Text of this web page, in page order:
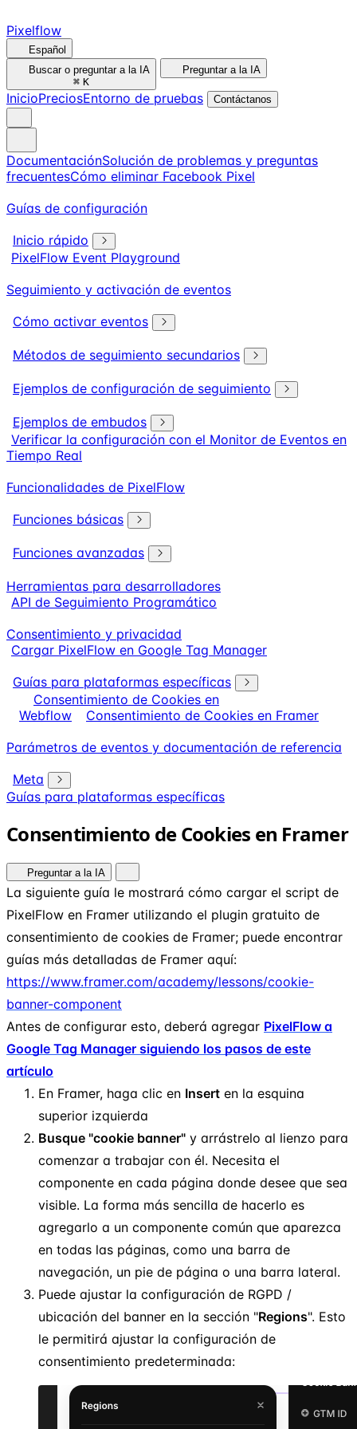
Pixelflow
Español
Buscar o preguntar a la IA
⌘ K
Preguntar a la IA
InicioPreciosEntorno de pruebas Contáctanos
DocumentaciónSolución de problemas y preguntas
frecuentesCómo eliminar Facebook Pixel
Guías de configuración
Inicio rápido
PixelFlow Event Playground
Seguimiento y activación de eventos
Cómo activar eventos
Métodos de seguimiento secundarios
Ejemplos de configuración de seguimiento
Ejemplos de embudos
Verificar la configuración con el Monitor de Eventos en
Tiempo Real
Funcionalidades de PixelFlow
Funciones básicas
Funciones avanzadas
Herramientas para desarrolladores
API de Seguimiento Programático
Consentimiento y privacidad
Cargar PixelFlow en Google Tag Manager
Guías para plataformas específicas
Consentimiento de Cookies en
Webflow
Consentimiento de Cookies en Framer
Parámetros de eventos y documentación de referencia
Meta
Guías para plataformas específicas
Consentimiento de Cookies en Framer
Preguntar a la IA
La siguiente guía le mostrará cómo cargar el script de
PixelFlow en Framer utilizando el plugin gratuito de
consentimiento de cookies de Framer; puede encontrar
guías más detalladas de Framer aquí:
https://www.framer.com/academy/lessons/cookie-
banner-component
Antes de configurar esto, deberá agregar PixelFlow a
Google Tag Manager siguiendo los pasos de este
artículo
En Framer, haga clic en Insert en la esquina
superior izquierda
Busque "cookie banner" y arrástrelo al lienzo para
comenzar a trabajar con él. Necesita el
componente en cada página donde desee que sea
visible. La forma más sencilla de hacerlo es
agregarlo a un componente común que aparezca
en todas las páginas, como una barra de
navegación, un pie de página o una barra lateral.
Puede ajustar la configuración de RGPD /
ubicación del banner en la sección "Regions". Esto
le permitirá ajustar la configuración de
consentimiento predeterminada: